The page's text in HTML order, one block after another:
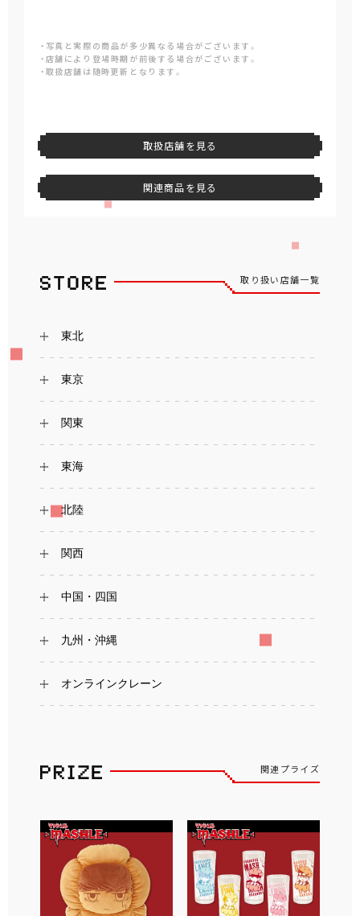
・写真と実際の商品が多少異なる場合がございます。
・店舗により登場時期が前後する場合がございます。
・取扱店舗は随時更新となります。
取扱店舗を見る
関連商品を見る
取り扱い店舗一覧
東北
東京
関東
東海
北陸
関西
中国・四国
九州・沖縄
オンラインクレーン
関連プライズ